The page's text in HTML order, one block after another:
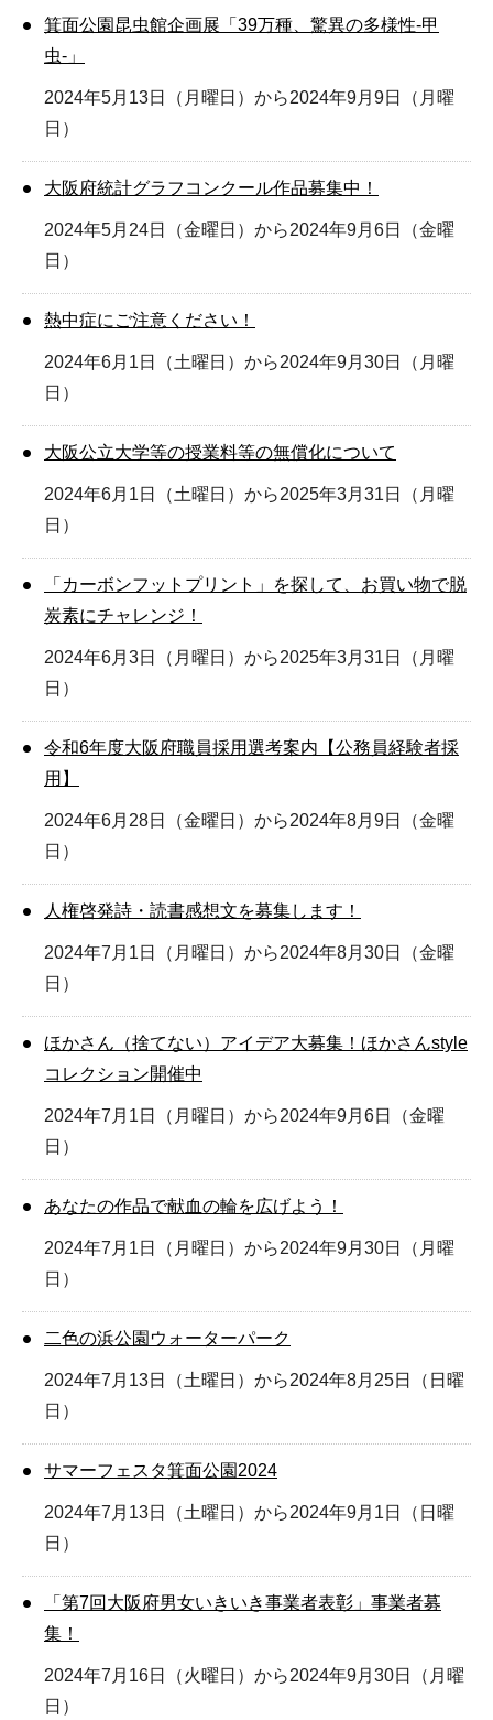
箕面公園昆虫館企画展「39万種、驚異の多様性-甲
虫-」
2024年5月13日（月曜日）から2024年9月9日（月曜
日）
大阪府統計グラフコンクール作品募集中！
2024年5月24日（金曜日）から2024年9月6日（金曜
日）
熱中症にご注意ください！
2024年6月1日（土曜日）から2024年9月30日（月曜
日）
大阪公立大学等の授業料等の無償化について
2024年6月1日（土曜日）から2025年3月31日（月曜
日）
「カーボンフットプリント」を探して、お買い物で脱
炭素にチャレンジ！
2024年6月3日（月曜日）から2025年3月31日（月曜
日）
令和6年度大阪府職員採用選考案内【公務員経験者採
用】
2024年6月28日（金曜日）から2024年8月9日（金曜
日）
人権啓発詩・読書感想文を募集します！
2024年7月1日（月曜日）から2024年8月30日（金曜
日）
ほかさん（捨てない）アイデア大募集！ほかさんstyle
コレクション開催中
2024年7月1日（月曜日）から2024年9月6日（金曜
日）
あなたの作品で献血の輪を広げよう！
2024年7月1日（月曜日）から2024年9月30日（月曜
日）
二色の浜公園ウォーターパーク
2024年7月13日（土曜日）から2024年8月25日（日曜
日）
サマーフェスタ箕面公園2024
2024年7月13日（土曜日）から2024年9月1日（日曜
日）
「第7回大阪府男女いきいき事業者表彰」事業者募
集！
2024年7月16日（火曜日）から2024年9月30日（月曜
日）